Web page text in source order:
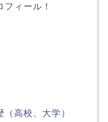
ィール！
高校、大学）